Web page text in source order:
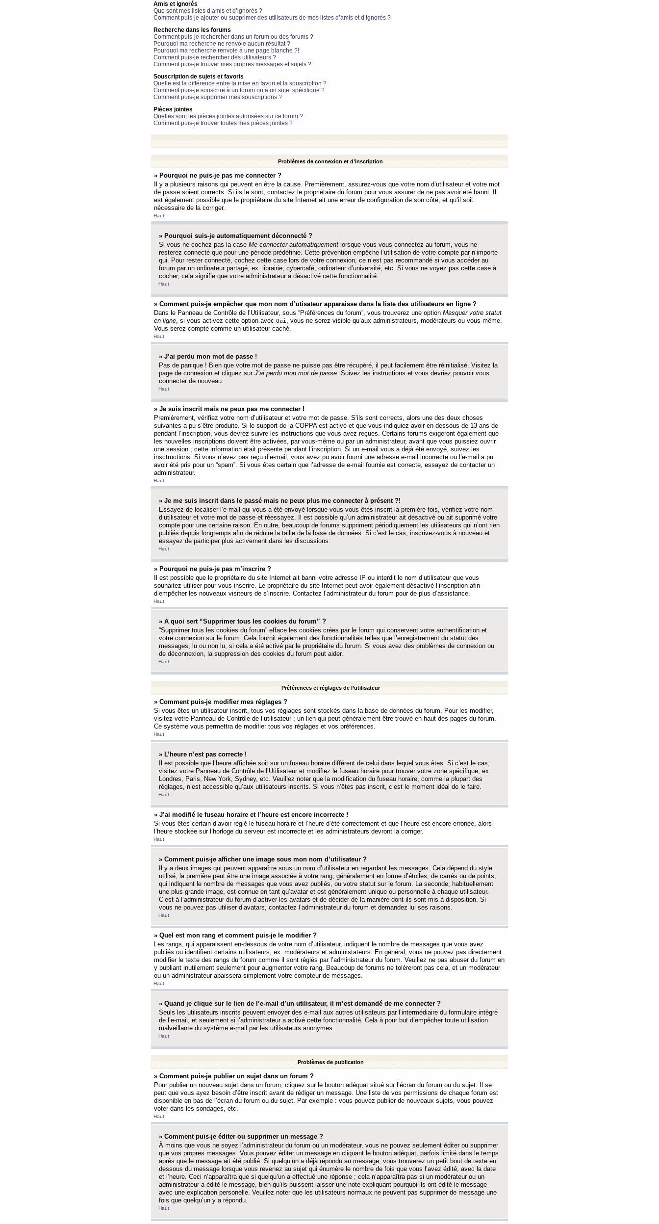
Amis et ignorés
Que sont mes listes d’amis et d’ignorés ?
Comment puis-je ajouter ou supprimer des utilisateurs de mes listes d’amis et d’ignorés ?
Recherche dans les forums
Comment puis-je rechercher dans un forum ou des forums ?
Pourquoi ma recherche ne renvoie aucun résultat ?
Pourquoi ma recherche renvoie à une page blanche ?!
Comment puis-je rechercher des utilisateurs ?
Comment puis-je trouver mes propres messages et sujets ?
Souscription de sujets et favoris
Quelle est la différence entre la mise en favori et la souscription ?
Comment puis-je souscrire à un forum ou à un sujet spécifique ?
Comment puis-je supprimer mes souscriptions ?
Pièces jointes
Quelles sont les pièces jointes autorisées sur ce forum ?
Comment puis-je trouver toutes mes pièces jointes ?
Problèmes de connexion et d’inscription
» Pourquoi ne puis-je pas me connecter ?
Il y a plusieurs raisons qui peuvent en être la cause. Premièrement, assurez-vous que votre nom d’utilisateur et votre mot
de passe soient corrects. Si ils le sont, contactez le propriétaire du forum pour vous assurer de ne pas avoir été banni. Il
est également possible que le propriétaire du site Internet ait une erreur de configuration de son côté, et qu’il soit
nécessaire de la corriger.
Haut
» Pourquoi suis-je automatiquement déconnecté ?
Si vous ne cochez pas la case Me connecter automatiquement lorsque vous vous connectez au forum, vous ne
resterez connecté que pour une période prédéfinie. Cette prévention empêche l’utilisation de votre compte par n’importe
qui. Pour rester connecté, cochez cette case lors de votre connexion, ce n’est pas recommandé si vous accéder au
forum par un ordinateur partagé, ex. librairie, cybercafé, ordinateur d’université, etc. Si vous ne voyez pas cette case à
cocher, cela signifie que votre administrateur a désactivé cette fonctionnalité.
Haut
» Comment puis-je empêcher que mon nom d’utisateur apparaisse dans la liste des utilisateurs en ligne ?
Dans le Panneau de Contrôle de l’Utilisateur, sous “Préférences du forum”, vous trouverez une option Masquer votre statut
en ligne, si vous activez cette option avec Oui , vous ne serez visible qu’aux administrateurs, modérateurs ou vous-même.
Vous serez compté comme un utilisateur caché.
Haut
» J’ai perdu mon mot de passe !
Pas de panique ! Bien que votre mot de passe ne puisse pas être récupéré, il peut facilement être réinitialisé. Visitez la
page de connexion et cliquez sur J’ai perdu mon mot de passe. Suivez les instructions et vous devriez pouvoir vous
connecter de nouveau.
Haut
» Je suis inscrit mais ne peux pas me connecter !
Premièrement, vérifiez votre nom d’utilisateur et votre mot de passe. S’ils sont corrects, alors une des deux choses
suivantes a pu s’être produite. Si le support de la COPPA est activé et que vous indiquiez avoir en-dessous de 13 ans de
pendant l’inscription, vous devrez suivre les instructions que vous avez reçues. Certains forums exigeront également que
les nouvelles inscriptions doivent être activées, par vous-même ou par un administrateur, avant que vous puissiez ouvrir
une session ; cette information était présente pendant l’inscription. Si un e-mail vous a déjà été envoyé, suivez les
insctructions. Si vous n’avez pas reçu d’e-mail, vous avez pu avoir fourni une adresse e-mail incorrecte ou l’e-mail a pu
avoir été pris pour un “spam”. Si vous êtes certain que l’adresse de e-mail fournie est correcte, essayez de contacter un
administrateur.
Haut
» Je me suis inscrit dans le passé mais ne peux plus me connecter à présent ?!
Essayez de localiser l’e-mail qui vous a été envoyé lorsque vous vous êtes inscrit la première fois, vérifiez votre nom
d’utilisateur et votre mot de passe et réessayez. Il est possible qu’un administrateur ait désactivé ou ait supprimé votre
compte pour une certaine raison. En outre, beaucoup de forums suppriment périodiquement les utilisateurs qui n’ont rien
publiés depuis longtemps afin de réduire la taille de la base de données. Si c’est le cas, inscrivez-vous à nouveau et
essayez de participer plus activement dans les discussions.
Haut
» Pourquoi ne puis-je pas m’inscrire ?
Il est possible que le propriétaire du site Internet ait banni votre adresse IP ou interdit le nom d’utilisateur que vous
souhaitez utiliser pour vous inscrire. Le propriétaire du site Internet peut avoir également désactivé l’inscription afin
d’empêcher les nouveaux visiteurs de s’inscrire. Contactez l’administrateur du forum pour de plus d’assistance.
Haut
» A quoi sert “Supprimer tous les cookies du forum” ?
“Supprimer tous les cookies du forum” efface les cookies crées par le forum qui conservent votre authentification et
votre connexion sur le forum. Cela fournit également des fonctionnalités telles que l’enregistrement du statut des
messages, lu ou non lu, si cela a été activé par le propriétaire du forum. Si vous avez des problèmes de connexion ou
de déconnexion, la suppression des cookies du forum peut aider.
Haut
Préférences et réglages de l’utilisateur
» Comment puis-je modifier mes réglages ?
Si vous êtes un utilisateur inscrit, tous vos réglages sont stockés dans la base de données du forum. Pour les modifier,
visitez votre Panneau de Contrôle de l’utilisateur ; un lien qui peut généralement être trouvé en haut des pages du forum.
Ce système vous permettra de modifier tous vos réglages et vos préférences.
Haut
» L’heure n’est pas correcte !
Il est possible que l’heure affichée soit sur un fuseau horaire différent de celui dans lequel vous êtes. Si c’est le cas,
visitez votre Panneau de Contrôle de l’Utilisateur et modifiez le fuseau horaire pour trouver votre zone spécifique, ex.
Londres, Paris, New York, Sydney, etc. Veuillez noter que la modification du fuseau horaire, comme la plupart des
réglages, n’est accessible qu’aux utilisateurs inscrits. Si vous n’êtes pas inscrit, c’est le moment idéal de le faire.
Haut
» J’ai modifié le fuseau horaire et l’heure est encore incorrecte !
Si vous êtes certain d’avoir réglé le fuseau horaire et l’heure d’été correctement et que l’heure est encore erronée, alors
l’heure stockée sur l’horloge du serveur est incorrecte et les administrateurs devront la corriger.
Haut
» Comment puis-je afficher une image sous mon nom d’utilisateur ?
Il y a deux images qui peuvent apparaître sous un nom d’utilisateur en regardant les messages. Cela dépend du style
utilisé, la première peut être une image associée à votre rang, généralement en forme d’étoiles, de carrés ou de points,
qui indiquent le nombre de messages que vous avez publiés, ou votre statut sur le forum. La seconde, habituellement
une plus grande image, est connue en tant qu’avatar et est généralement unique ou personnelle à chaque utilisateur.
C’est à l’administrateur du forum d’activer les avatars et de décider de la manière dont ils sont mis à disposition. Si
vous ne pouvez pas utiliser d’avatars, contactez l’administrateur du forum et demandez lui ses raisons.
Haut
» Quel est mon rang et comment puis-je le modifier ?
Les rangs, qui apparaissent en-dessous de votre nom d’utilisateur, indiquent le nombre de messages que vous avez
publiés ou identifient certains utilisateurs, ex. modérateurs et administateurs. En général, vous ne pouvez pas directement
modifier le texte des rangs du forum comme il sont réglés par l’administrateur du forum. Veuillez ne pas abuser du forum en
y publiant inutilement seulement pour augmenter votre rang. Beaucoup de forums ne toléreront pas cela, et un modérateur
ou un administrateur abaissera simplement votre compteur de messages.
Haut
» Quand je clique sur le lien de l’e-mail d’un utilisateur, il m’est demandé de me connecter ?
Seuls les utilisateurs inscrits peuvent envoyer des e-mail aux autres utilisateurs par l’intermédiaire du formulaire intégré
de l’e-mail, et seulement si l’administrateur a activé cette fonctionnalité. Cela à pour but d’empêcher toute utilisation
malveillante du système e-mail par les utilisateurs anonymes.
Haut
Problèmes de publication
» Comment puis-je publier un sujet dans un forum ?
Pour publier un nouveau sujet dans un forum, cliquez sur le bouton adéquat situé sur l’écran du forum ou du sujet. Il se
peut que vous ayez besoin d’être inscrit avant de rédiger un message. Une liste de vos permissions de chaque forum est
disponible en bas de l’écran du forum ou du sujet. Par exemple : vous pouvez publier de nouveaux sujets, vous pouvez
voter dans les sondages, etc.
Haut
» Comment puis-je éditer ou supprimer un message ?
À moins que vous ne soyez l’administrateur du forum ou un modérateur, vous ne pouvez seulement éditer ou supprimer
que vos propres messages. Vous pouvez éditer un message en cliquant le bouton adéquat, parfois limité dans le temps
après que le message ait été publié. Si quelqu’un a déjà répondu au message, vous trouverez un petit bout de texte en
dessous du message lorsque vous revenez au sujet qui énumère le nombre de fois que vous l’avez édité, avec la date
et l’heure. Ceci n’apparaîtra que si quelqu’un a effectué une réponse ; cela n’apparaîtra pas si un modérateur ou un
administrateur a édité le message, bien qu’ils puissent laisser une note expliquant pourquoi ils ont édité le message
avec une explication personelle. Veuillez noter que les utilisateurs normaux ne peuvent pas supprimer de message une
fois que quelqu’un y a répondu.
Haut